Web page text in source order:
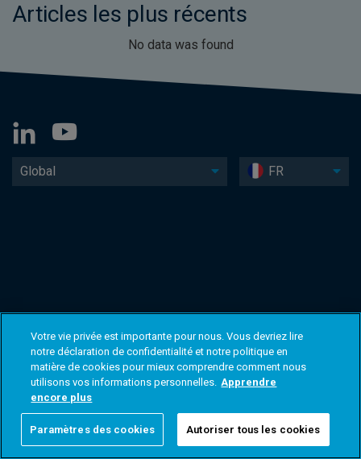
Articles les plus récents
No data was found
Global FR
Votre vie privée est importante pour nous. Vous devriez lire
notre déclaration de confidentialité et notre politique en
matière de cookies pour mieux comprendre comment nous
utilisons vos informations personnelles. Apprendre
encore plus
Paramètres des cookies Autoriser tous les cookies